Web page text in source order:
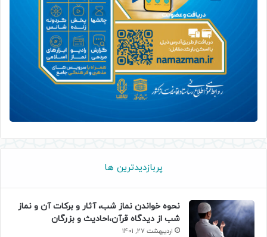
پربازدیدترین ها
نحوه خواندن نماز شب، آثار و برکات آن و نماز
شب از دیدگاه قرآن،احادیث و بزرگان
اردیبهشت 27, 1401